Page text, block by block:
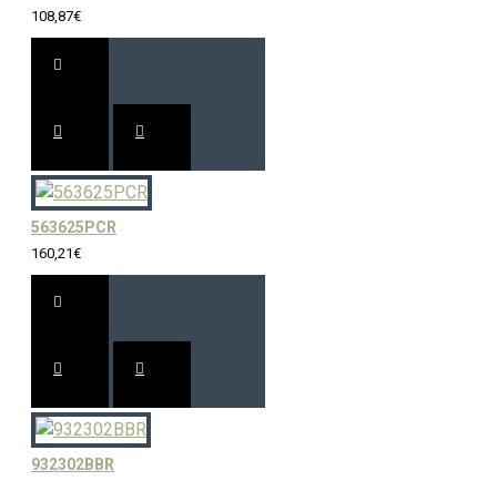
108,87€
563625PCR
160,21€
932302BBR